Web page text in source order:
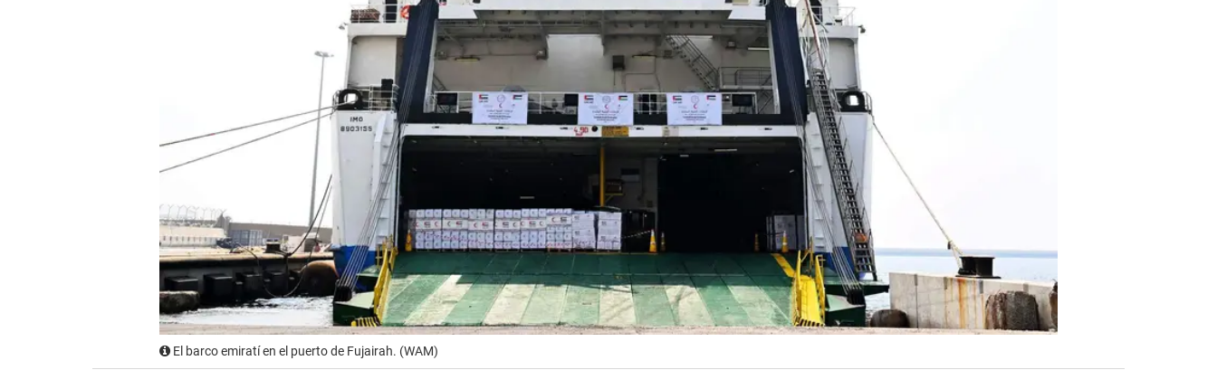
El barco emiratí en el puerto de Fujairah. (WAM)